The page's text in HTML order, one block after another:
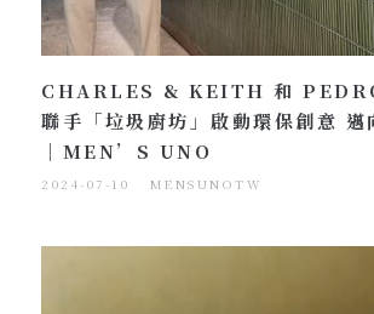
CHARLES & KEITH 和
聯手「垃圾廚坊」啟動環保創意 邁
｜MEN’S UNO
2024-07-10 MENSUNOTW